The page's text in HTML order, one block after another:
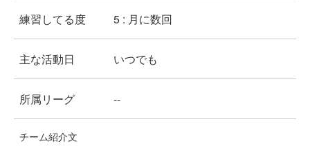
練習してる度 5 : 月に数回
主な活動日 いつでも
所属リーグ --
チーム紹介文